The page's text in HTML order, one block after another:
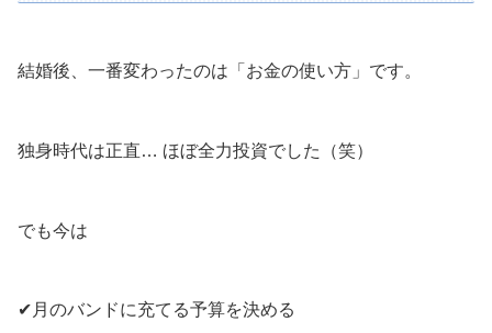
結婚後、一番変わったのは「お金の使い方」です。
独身時代は正直… ほぼ全力投資でした（笑）
でも今は
✔月のバンドに充てる予算を決める